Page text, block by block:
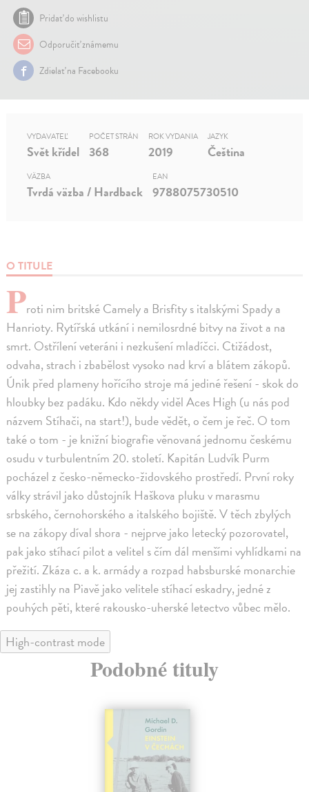
Pridať do wishlistu
Odporučiť známemu
Zdielať na Facebooku
O TITULE
Proti nim britské Camely a Brisfity s italskými Spady a
Hanrioty. Rytířská utkání i nemilosrdné bitvy na život a na
smrt. Ostřílení veteráni i nezkušení mladíčci. Ctižádost,
odvaha, strach i zbabělost vysoko nad krví a blátem zákopů.
Únik před plameny hořícího stroje má jediné řešení - skok do
hloubky bez padáku. Kdo někdy viděl Aces High (u nás pod
názvem Stíhači, na start!), bude vědět, o čem je řeč. O tom
také o tom - je knižní biografie věnovaná jednomu českému
osudu v turbulentním 20. století. Kapitán Ludvík Purm
pocházel z česko-německo-židovského prostředí. První roky
války strávil jako důstojník Haškova pluku v marasmu
srbského, černohorského a italského bojiště. V těch zbylých
se na zákopy díval shora - nejprve jako letecký pozorovatel,
pak jako stíhací pilot a velitel s čím dál menšími vyhlídkami na
přežití. Zkáza c. a k. armády a rozpad habsburské monarchie
jej zastihly na Piavě jako velitele stíhací eskadry, jedné z
pouhých pěti, které rakousko-uherské letectvo vůbec mělo.
VYDAVATEĽ
Svět křídel
POČET STRÁN
368
ROK VYDANIA
2019
JAZYK
Čeština
VÄZBA
Tvrdá väzba / Hardback
EAN
9788075730510
High-contrast mode
Podobné tituly